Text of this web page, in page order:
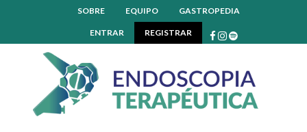
SOBRE EQUIPO GASTROPEDIA
ENTRAR REGISTRAR